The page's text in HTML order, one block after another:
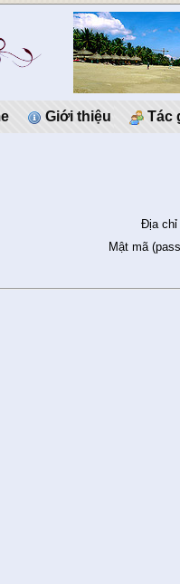
Giới thiệu Tác
Địa chỉ
Mật mã